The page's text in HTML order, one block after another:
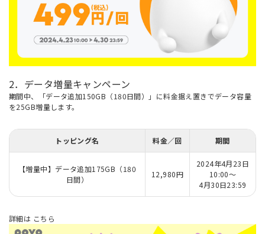
2．データ増量キャンペーン
期間中、「データ追加150GB（180日間）」に料金据え置きでデータ容量
を25GB増量します。
トッピング名 料金／回 期間
【増量中】データ追加175GB（180
日間）
12,980円
2024年4月23日
10:00～
4月30日23:59
詳細は こちら